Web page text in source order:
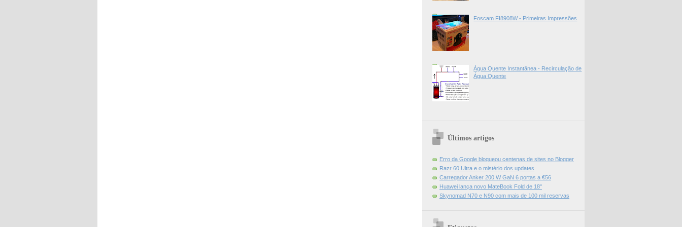
Foscam FI8908W - Primeiras Impressões
Água Quente Instantânea - Recirculação de
Água Quente
Últimos artigos
Erro da Google bloqueou centenas de sites no Blogger
Razr 60 Ultra e o mistério dos updates
Carregador Anker 200 W GaN 6 portas a €56
Huawei lança novo MateBook Fold de 18"
Skynomad N70 e N90 com mais de 100 mil reservas